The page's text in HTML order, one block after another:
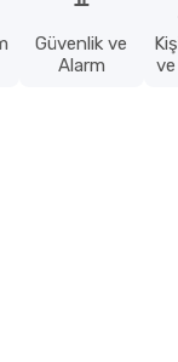
Güvenlik ve
Alarm